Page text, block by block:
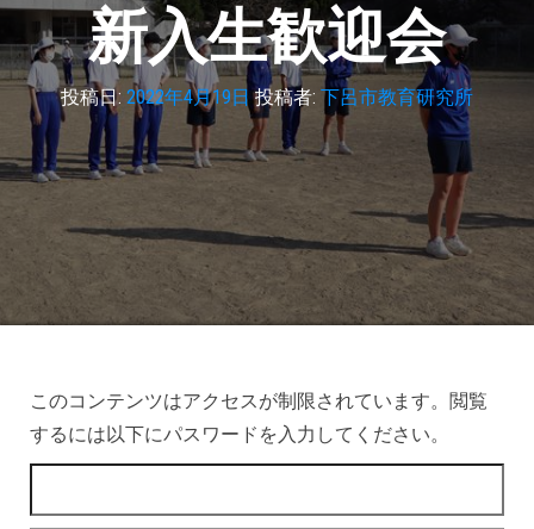
新入生歓迎会
投稿日: 2022年4月19日投稿者: 下呂市教育研究所
このコンテンツはアクセスが制限されています。閲覧
するには以下にパスワードを入力してください。